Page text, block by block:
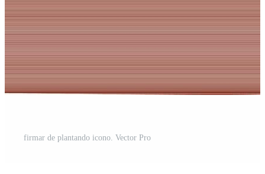
firmar de plantando icono. Vector Pro